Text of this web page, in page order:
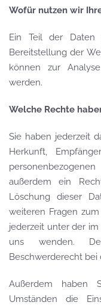
Wofür nutzen wir
Ein Teil der Daten
Bereitstellung der
können zur
werden.
Welche Rechte
Sie haben jederzeit
Herkunft,
außerdem ein
Löschung dieser
weiteren Fragen
jederzeit unter der
uns wenden.
Beschwerderecht bei
Außerdem haben
Umständen die